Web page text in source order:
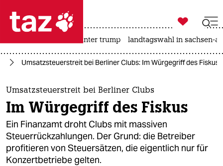
 taz zahl ich
taz zahl ich
themen
politik
öko
gesellschaft

taz zahl ich
usa unter trump landtagswahl in sachsen-
Umsatzsteuerstreit bei Berliner Clubs: Im Würgegriff des Fiskus
Umsatzsteuerstreit bei Berliner Clubs
Im Würgegriff des Fiskus
Ein Finanzamt droht Clubs mit massiven
Steuerrückzahlungen. Der Grund: die Betreiber
profitieren von Steuersätzen, die eigentlich nur für
Konzertbetriebe gelten.